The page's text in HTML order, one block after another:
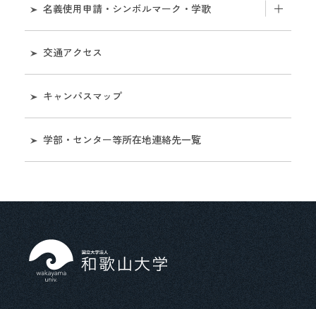
経営協議会
学部・センター等所在地連絡先一覧
財務
評価・監査に関する情報
状況報告書等に関する情報
独立行政法人等の役員に就いている退職公務員等
の状況等について
名義使用申請・シンボルマーク・学歌
名義使用申請について
表現システムマニュアル］
学歌
交通アクセス
キャンパスマップ
学部・センター等所在地連絡先一覧